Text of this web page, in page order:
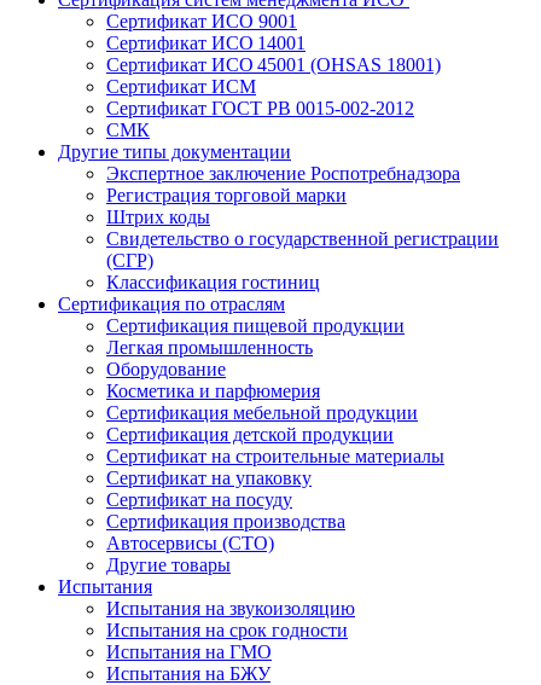
Сертификат ИСО 9001
Сертификат ИСО 14001
Сертификат ИСО 45001 (OHSAS 18001)
Сертификат ИСМ
Сертификат ГОСТ РВ 0015-002-2012
СМК
Другие типы документации
Экспертное заключение Роспотребнадзора
Регистрация торговой марки
Штрих коды
Свидетельство о государственной регистрации
(СГР)
Классификация гостиниц
Сертификация по отраслям
Сертификация пищевой продукции
Легкая промышленность
Оборудование
Косметика и парфюмерия
Сертификация мебельной продукции
Сертификация детской продукции
Сертификат на строительные материалы
Сертификат на упаковку
Сертификат на посуду
Сертификация производства
Автосервисы (СТО)
Другие товары
Испытания
Испытания на звукоизоляцию
Испытания на срок годности
Испытания на ГМО
Испытания на БЖУ